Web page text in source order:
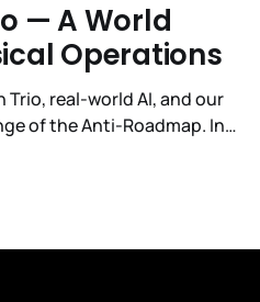
— A World
Operations
Trio, real-world AI, and our
of the Anti-Roadmap. In
timeline. Challenge 1 was